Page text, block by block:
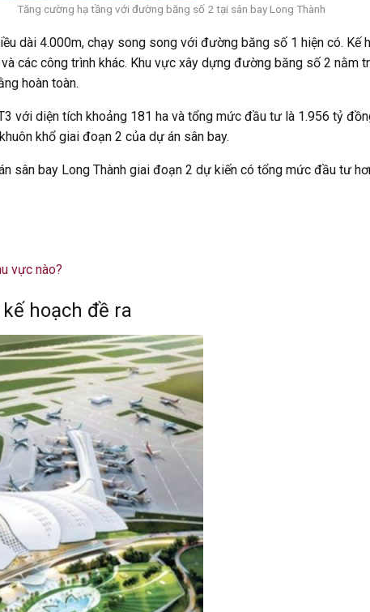
Tăng cường hạ tầng với đường băng số 2 tại sân bay Long Thành
dài 4.000m, chạy song song với đường băng số 1 hiện có. Kế
các công trình khác. Khu vực xây dựng đường băng số 2 nằm
hoàn toàn.
với diện tích khoảng 181 ha và tổng mức đầu tư là 1.956 tỷ
khổ giai đoạn 2 của dự án sân bay.
sân bay Long Thành giai đoạn 2 dự kiến có tổng mức đầu tư
vực nào?
hoạch đề ra